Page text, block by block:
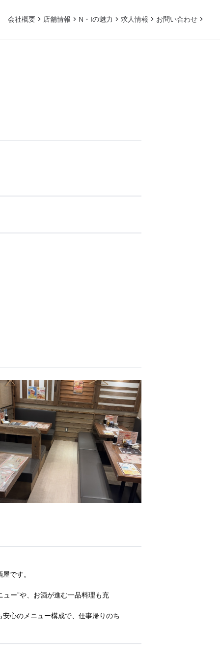
会社概要 店舗情報 N・Iの魅力 求人情報 お問い合わせ
です。
ー”や、お酒が進む一品料理も充
心のメニュー構成で、仕事帰りのち